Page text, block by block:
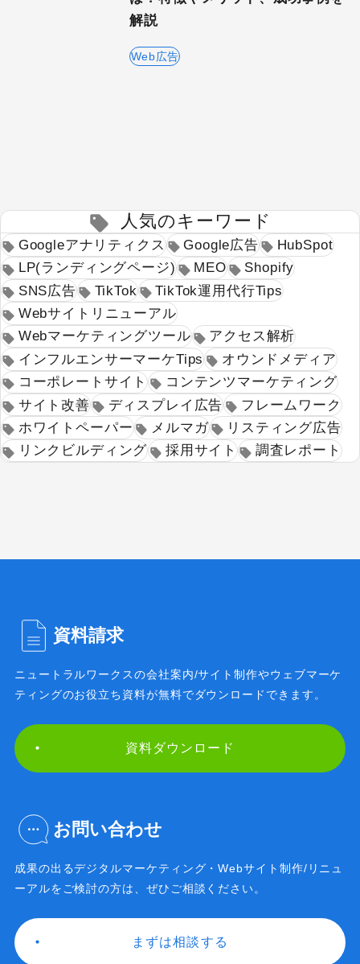
検索する
Webサイトリニューアル
Webマーケティングツール
アクセス解析
インフルエンサーマーケTips
オウンドメディア
コーポレートサイト
コンテンツマーケティング
サイト改善
ディスプレイ広告
フレームワーク
ホワイトペーパー
メルマガ
リスティング広告
リンクビルディング
採用サイト
調査レポート
解説
Web広告
人気のキーワード
Googleアナリティクス Google広告
HubSpot
LP(ランディングページ)
MEO
Shopify
SNS広告
TikTok
TikTok運用代行Tips
Webサイトリニューアル
Webマーケティングツール
アクセス解析
インフルエンサーマーケTips
オウンドメディア
コーポレートサイト
コンテンツマーケティング
サイト改善
ディスプレイ広告
フレームワーク
ホワイトペーパー
メルマガ
リスティング広告
リンクビルディング
採用サイト 調査レポート
資料請求
ニュートラルワークスの会社案内/サイト制作やウェブマーケ
ティングのお役立ち資料が無料でダウンロードできます。
資料ダウンロード
お問い合わせ
成果の出るデジタルマーケティング・Webサイト制作/ リニュ
ーアルをご検討の方は、ぜひご相談ください。
まずは相談する